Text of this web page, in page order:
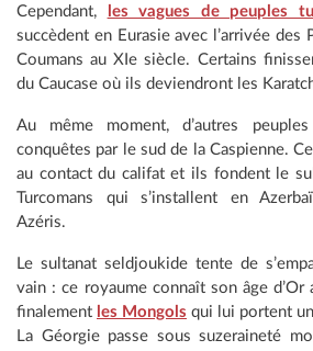
Cependant, les vagues de peuples
succèdent en Eurasie avec l’arrivée des
Coumans au XIe siècle. Certains
du Caucase où ils deviendront les
Au même moment, d’autres
conquêtes par le sud de la Caspienne.
au contact du califat et ils fondent le
Turcomans qui s’installent en
Azéris.
Le sultanat seldjoukide tente de
vain : ce royaume connaît son âge
finalement les Mongols qui lui portent
La Géorgie passe sous suzeraineté